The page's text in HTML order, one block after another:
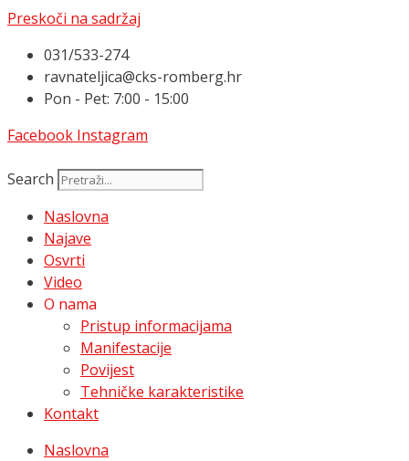
Preskoči na sadržaj
031/533-274
ravnateljica@cks-romberg.hr
Pon - Pet: 7:00 - 15:00
Facebook Instagram
Search
Naslovna
Najave
Osvrti
Video
O nama
Pristup informacijama
Manifestacije
Povijest
Tehničke karakteristike
Kontakt
Naslovna